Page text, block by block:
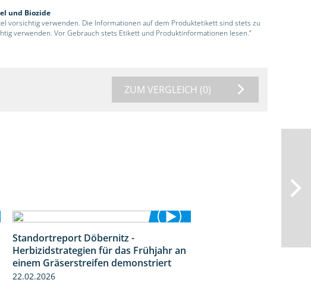
und Biozide
vorsichtig verwenden. Die Informationen auf dem Produktetikett sind stets zu
verwenden. Vor Gebrauch stets Etikett und Produktinformationen lesen.“
ZUM VERGLEICH (0)
Standortreport Döbernitz -
Herbizidstrategien für das Frühjahr an
einem Gräserstreifen demonstriert
22.02.2026